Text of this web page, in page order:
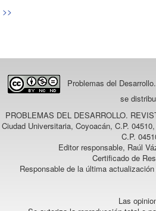
>>
Problemas del
se
PROBLEMAS DEL DESARROLLO.
Ciudad Universitaria, Coyoacán, C.P.
C.P.
Editor responsable, Raúl
Certificado de
Responsable de la última
Las